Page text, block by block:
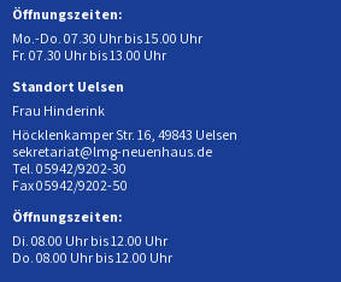
Öffnungszeiten:
Mo.-Do. 07.30 Uhr bis 15.00 Uhr
Fr. 07.30 Uhr bis 13.00 Uhr
Standort Uelsen
Frau Hinderink
Höcklenkamper Str. 16, 49843 Uelsen
sekretariat@lmg-neuenhaus.de
Tel. 05942/9202-30
Fax 05942/9202-50
Öffnungszeiten:
Di. 08.00 Uhr bis 12.00 Uhr
Do. 08.00 Uhr bis 12.00 Uhr